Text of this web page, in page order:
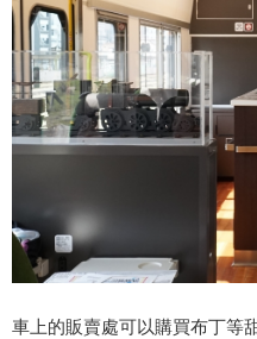
車上的販賣處可以購買布丁等